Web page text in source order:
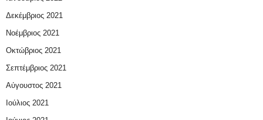
Δεκέμβριος 2021
Νοέμβριος 2021
Οκτώβριος 2021
Σεπτέμβριος 2021
Αύγουστος 2021
Ιούλιος 2021